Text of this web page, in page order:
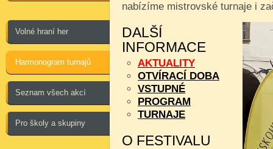
Volné hraní her
Harmonogram turnajů
Seznam všech akcí
Pro školy a skupiny
nabízíme mistrovské turnaje i
DALŠÍ
INFORMACE
AKTUALITY
OTVÍRACÍ DOBA
VSTUPNÉ
PROGRAM
TURNAJE
O FESTIVALU